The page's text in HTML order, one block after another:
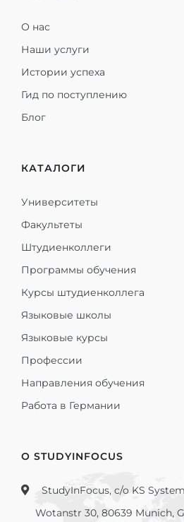
О нас
Наши услуги
Истории успеха
Гид по поступлению
Блог
КАТАЛОГИ
Университеты
Факультеты
Штудиенколлеги
Программы обучения
Курсы штудиенколлега
Языковые школы
Языковые курсы
Профессии
Направления обучения
Работа в Германии
О STUDYINFOCUS
StudyInFocus, c/o KS
Wotanstr 30, 80639 Munich,